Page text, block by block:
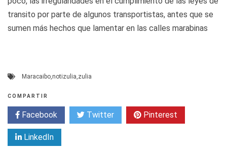
transito por parte de algunos transportistas, antes que se
sumen más hechos que lamentar en las calles marabinas
Maracaibo,notizulia,zulia
COMPARTIR
Facebook Twitter Pinterest
LinkedIn